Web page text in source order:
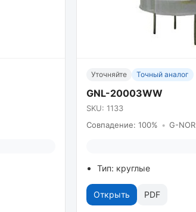
Уточняйте Точный аналог
GNL-20003WW
SKU: 1133
Совпадение: 100% • G-NOR
Тип: круглые
Открыть PDF